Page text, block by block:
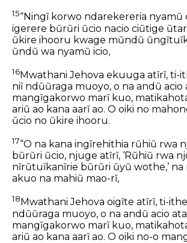
15“Ningĩ korwo ndarekereria nyamũ
igerere bũrũri ũcio nacio ciũtige
ũkire ihooru kwage mũndũ
ũndũ wa nyamũ icio,
16Mwathani Jehova ekuuga atĩrĩ, ti-
niĩ ndũũraga muoyo, o na andũ acio
mangĩgakorwo marĩ kuo,
ariũ ao kana aarĩ ao. O oiki no
ũcio no ũkire ihooru.
17“O na kana ingĩrehithia rũhiũ rwa
bũrũri ũcio, njuge atĩrĩ, ‘Rũhiũ rwa
nĩrũtuĩkanĩrie bũrũri ũyũ wothe,’ na
akuo na mahiũ mao-rĩ,
18 Mwathani Jehova oigĩte atĩrĩ, ti-
ndũũraga muoyo, o na andũ acio
mangĩgakorwo marĩ kuo,
ariũ ao kana aarĩ ao. O oiki no-o